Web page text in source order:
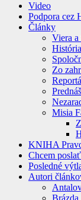
Video
Podpora cez
Články
Viera
História
Zo
Misia
KNIHA
Chcem
Posledné
Autori
Brázda